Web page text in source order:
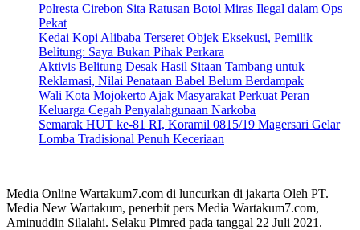
Polresta Cirebon Sita Ratusan Botol Miras Ilegal dalam Ops
Pekat
Kedai Kopi Alibaba Terseret Objek Eksekusi, Pemilik
Belitung: Saya Bukan Pihak Perkara
Aktivis Belitung Desak Hasil Sitaan Tambang untuk
Reklamasi, Nilai Penataan Babel Belum Berdampak
Wali Kota Mojokerto Ajak Masyarakat Perkuat Peran
Keluarga Cegah Penyalahgunaan Narkoba
Semarak HUT ke-81 RI, Koramil 0815/19 Magersari Gelar
Lomba Tradisional Penuh Keceriaan
Media Online Wartakum7.com di luncurkan di jakarta Oleh PT.
Media New Wartakum, penerbit pers Media Wartakum7.com,
Aminuddin Silalahi. Selaku Pimred pada tanggal 22 Juli 2021.